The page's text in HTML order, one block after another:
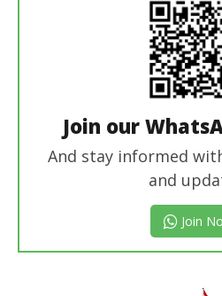
Join our
And stay informed
and
Join